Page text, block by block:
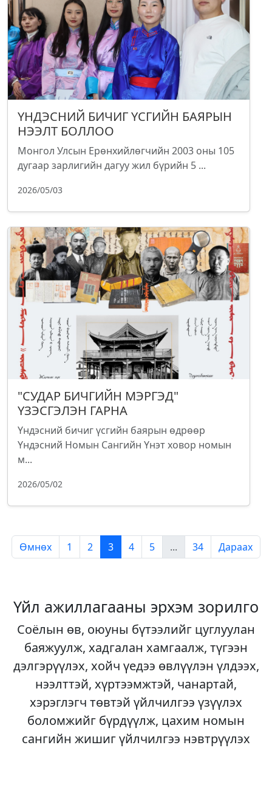
ҮНДЭСНИЙ БИЧИГ ҮСГИЙН БАЯРЫН
НЭЭЛТ БОЛЛОО
Монгол Улсын Ерөнхийлөгчийн 2003 оны 105
дугаар зарлигийн дагуу жил бүрийн 5 ...
2026/05/03
"СУДАР БИЧГИЙН МЭРГЭД"
ҮЗЭСГЭЛЭН ГАРНА
Үндэсний бичиг үсгийн баярын өдрөөр
Үндэсний Номын Сангийн Үнэт ховор номын
м...
2026/05/02
Өмнөх 1 2 3 4 5 ... 34 Дараах
Үйл ажиллагааны эрхэм зорилго
Соёлын өв, оюуны бүтээлийг цуглуулан
баяжуулж, хадгалан хамгаалж, түгээн
дэлгэрүүлэх, хойч үедээ өвлүүлэн үлдээх,
нээлттэй, хүртээмжтэй, чанартай,
хэрэглэгч төвтэй үйлчилгээ үзүүлэх
боломжийг бүрдүүлж, цахим номын
сангийн жишиг үйлчилгээ нэвтрүүлэх